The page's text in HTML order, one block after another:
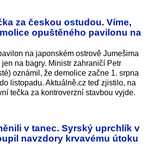
za českou ostudou. Víme,
opuštěného pavilonu na
na japonském ostrově Jumešima
na bagry. Ministr zahraničí Petr
oznámil, že demolice začne 1. srpna
listopadu. Aktuálně.cz teď zjistilo, na
tečka za kontroverzní stavbou vyjde.
v tanec. Syrský uprchlík v
navzdory krvavému útoku